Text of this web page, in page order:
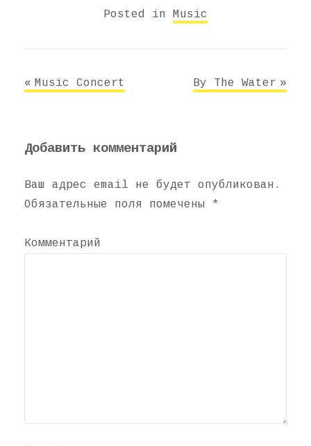
Posted in Music
Навигация
Music Concert By The Water
Добавить комментарий
Ваш адрес email не будет опубликован.
Обязательные поля помечены
*
Комментарий